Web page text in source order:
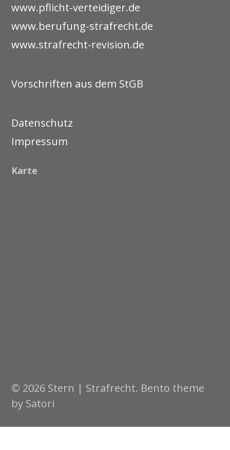
www.pflicht-verteidiger.de
www.berufung-strafrecht.de
www.strafrecht-revision.de
Vorschriften aus dem StGB
Datenschutz
Impressum
Karte
© 2026 Stern | Strafrecht. Bento theme
by Satori